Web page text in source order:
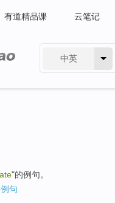
有道精品课 云笔记
中英
"的例句。
句